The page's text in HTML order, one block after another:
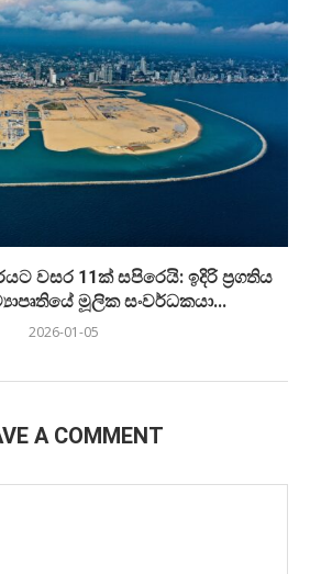
වසර 11ක් සපිරෙයි: ඉදිරි ප්‍රගතිය
මූලික සංවර්ධකයා...
2026-01-05
A COMMENT